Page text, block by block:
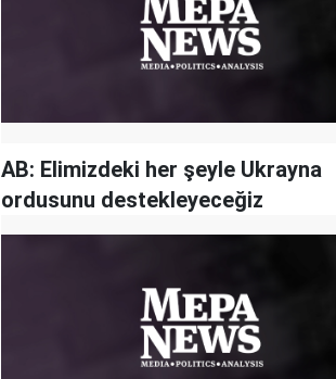
AB: Elimizdeki her şeyle Ukrayna
ordusunu destekleyeceğiz